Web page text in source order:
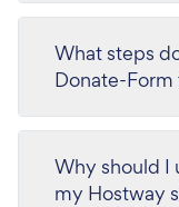
What steps
Donate-
Why should I
my Hostway